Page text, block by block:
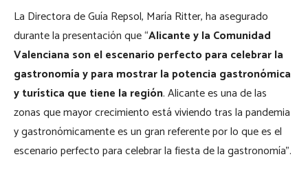
La Directora de Guía Repsol, María Ritter, ha asegurado
durante la presentación que “Alicante y la Comunidad
Valenciana son el escenario perfecto para celebrar la
gastronomía y para mostrar la potencia gastronómica
y turística que tiene la región. Alicante es una de las
zonas que mayor crecimiento está viviendo tras la pandemia
y gastronómicamente es un gran referente por lo que es el
escenario perfecto para celebrar la fiesta de la gastronomía”.